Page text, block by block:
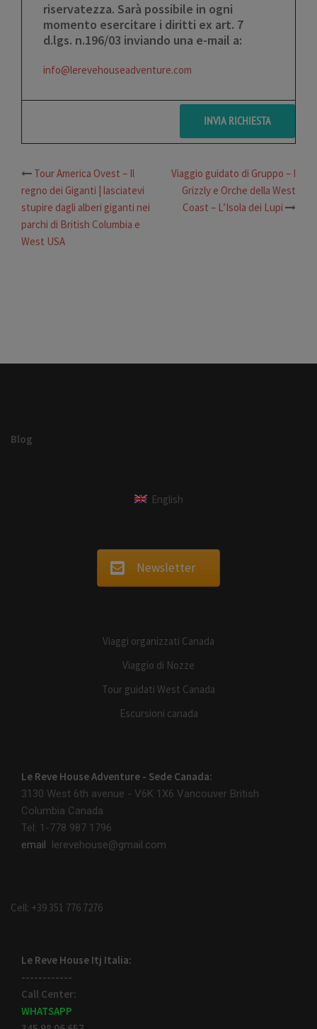
riservatezza. Sarà possibile in ogni
momento esercitare i diritti ex art. 7
d.lgs. n.196/03 inviando una e-mail a:
info@lerevehouseadventure.com
Navigazione
articolo
Tour America Ovest – Il
regno dei Giganti | lasciatevi
stupire dagli alberi giganti nei
parchi di British Columbia e
West USA
Viaggio guidato di Gruppo – I
Grizzly e Orche della West
Coast – L’Isola dei Lupi
Blog
English
Newsletter
Viaggi organizzati Canada
Viaggio di Nozze
Tour guidati West Canada
Escursioni canada
Le Reve House Adventure - Sede Canada:
3130 West 6th avenue - V6K 1X6 Vancouver British
Columbia Canada
Tel: 1-778 987 1796
email lerevehouse@gmail.com
Cell: +39 351 776 7276
Le Reve House Itj Italia:
------------
Call Center:
WHATSAPP